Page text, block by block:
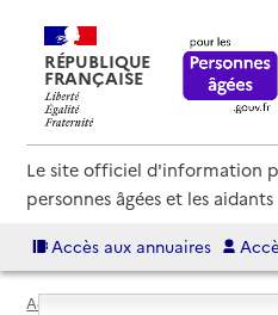
RÉPUBLIQUE
FRANÇAISE
Le site officiel d'information
personnes âgées et les aidants
Accès aux annuaires
Accueil